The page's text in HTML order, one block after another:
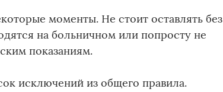
моменты. Не стоит оставлять без
на больничном или попросту не
показаниям.
исключений из общего правила.